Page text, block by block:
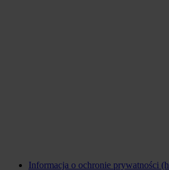
Informacja o ochronie prywatności